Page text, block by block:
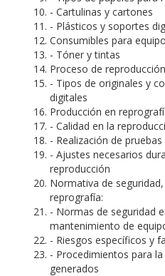
- Cartulinas y cartones
- Plásticos y soportes
Consumibles para
- Tóner y tintas
Proceso de
- Tipos de originales y
digitales
Producción en
- Calidad en la
- Realización de
- Ajustes necesarios
reproducción
Normativa de
reprografía:
- Normas de seguridad
mantenimiento de
- Riesgos específicos y
- Procedimientos para
generados